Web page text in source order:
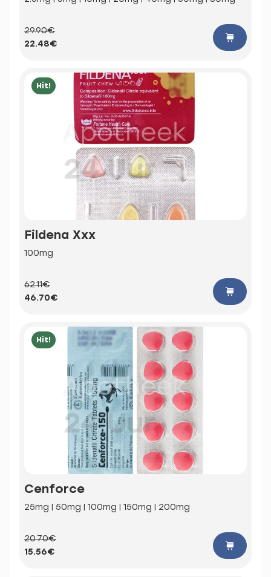
29.90€
22.48€
Hit!
Fildena Xxx
100mg
62.11€
46.70€
Hit!
Cenforce
25mg | 50mg | 100mg | 150mg | 200mg
20.70€
15.56€